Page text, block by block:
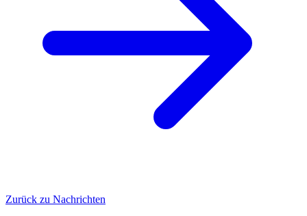
Zurück zu Nachrichten